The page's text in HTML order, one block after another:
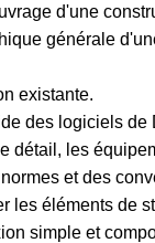
d'une
générale
existante.
des logiciels de
détail, les
et des
les éléments de
simple et